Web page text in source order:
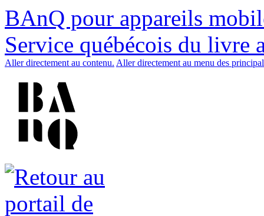
BAnQ pour appareils
Service québécois du livre
Aller directement au contenu. Aller directement au menu des